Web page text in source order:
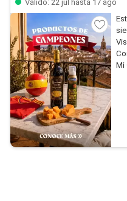
Válido: 22 jul hasta 17 ago
Mi